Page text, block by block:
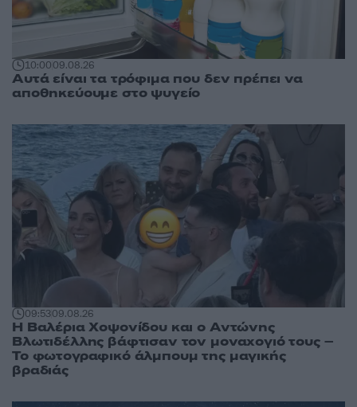
10:0009.08.26
Αυτά είναι τα τρόφιμα που δεν πρέπει να
αποθηκεύουμε στο ψυγείο
09:5309.08.26
Η Βαλέρια Χοψονίδου και ο Αντώνης
Βλωτιδέλλης βάφτισαν τον μοναχογιό τους –
Το φωτογραφικό άλμπουμ της μαγικής
βραδιάς